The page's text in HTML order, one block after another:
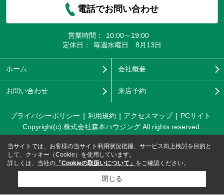
電話でお問い合わせ
営業時間：
10:00～19:00
定休日：
毎週水曜日 8月13日
ホーム 会社概要
お問い合わせ 来店予約
プライバシーポリシー 利用規約 アクセスマップ
PCサイト
Copyright(c) 株式会社森本ハウジング All rights reserved.
当サイトでは、お客様の当サイト利用状況把握、サービス向上検討を目的と
して、クッキー（Cookie）を使用しています。
詳しくは、当社の 「Cookieの取扱いについて」 をご確認ください。
閉じる